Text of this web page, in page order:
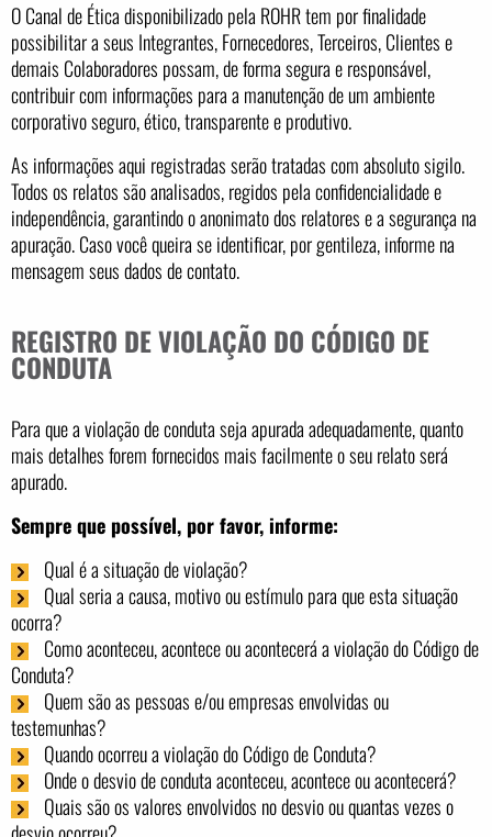
O Canal de Ética disponibilizado pela ROHR tem por finalidade
possibilitar a seus Integrantes, Fornecedores, Terceiros, Clientes e
demais Colaboradores possam, de forma segura e responsável,
contribuir com informações para a manutenção de um ambiente
corporativo seguro, ético, transparente e produtivo.
As informações aqui registradas serão tratadas com absoluto sigilo.
Todos os relatos são analisados, regidos pela confidencialidade e
independência, garantindo o anonimato dos relatores e a segurança na
apuração. Caso você queira se identificar, por gentileza, informe na
mensagem seus dados de contato.
REGISTRO DE VIOLAÇÃO DO CÓDIGO DE
CONDUTA
Para que a violação de conduta seja apurada adequadamente, quanto
mais detalhes forem fornecidos mais facilmente o seu relato será
apurado.
Sempre que possível, por favor, informe:
Qual é a situação de violação?
Qual seria a causa, motivo ou estímulo para que esta situação
ocorra?
Como aconteceu, acontece ou acontecerá a violação do Código de
Conduta?
Quem são as pessoas e/ou empresas envolvidas ou
testemunhas?
Quando ocorreu a violação do Código de Conduta?
Onde o desvio de conduta aconteceu, acontece ou acontecerá?
Quais são os valores envolvidos no desvio ou quantas vezes o